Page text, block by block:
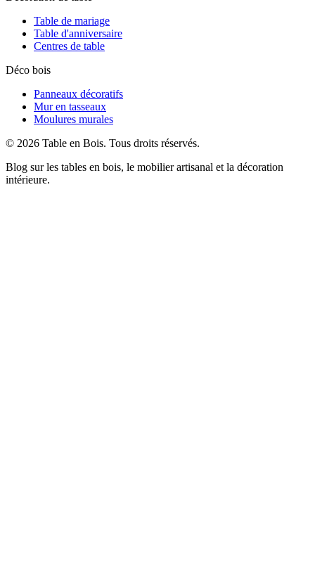
Table de mariage
Table d'anniversaire
Centres de table
Déco bois
Panneaux décoratifs
Mur en tasseaux
Moulures murales
© 2026 Table en Bois. Tous droits réservés.
Blog sur les tables en bois, le mobilier artisanal et la décoration
intérieure.